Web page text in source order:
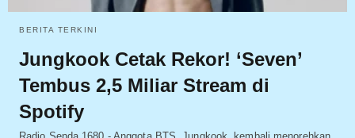
BERITA TERKINI
Jungkook Cetak Rekor! ‘Seven’
Tembus 2,5 Miliar Stream di
Spotify